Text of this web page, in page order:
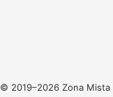
© 2019–2026 Zona